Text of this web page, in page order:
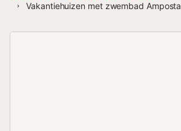
Vakantiehuizen met zwembad Amposta